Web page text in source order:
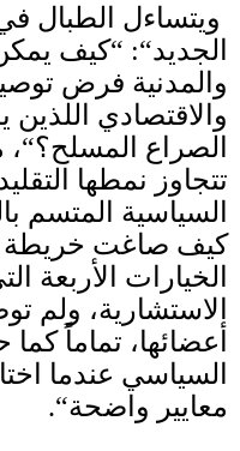
ويتساءل الطبال
الجديد“: “كيف
والمدنية فرض
والاقتصادي
الصراع المسلح؟“،
تتجاوز نمطها
السياسية المتسم
كيف صاغت خريطة
الخيارات الأربعة
الاستشارية، ولم
أعضائها، تماماً
السياسي عندما
معايير واضحة“.